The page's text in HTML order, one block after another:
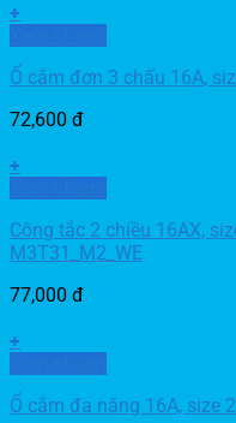
+
Ổ cắm đơn 3 chấu 16A,
72,600 đ
+
Công tắc 2 chiều 16AX,
M3T31_M2_WE
77,000 đ
+
Ổ cắm đa năng 16A, size